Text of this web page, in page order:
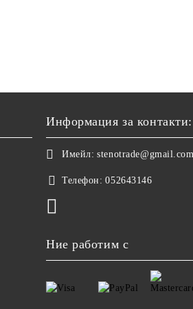
Информация за контакти:
Имейл:
Телефон: 052643146
Ние работим с